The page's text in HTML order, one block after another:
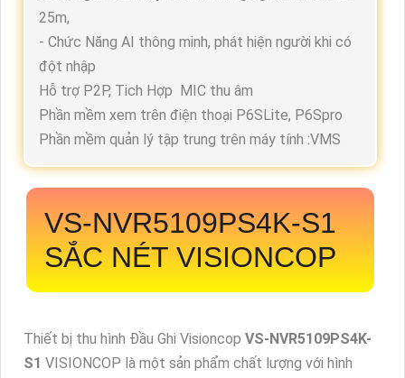
25m,
- Chức Năng AI thông minh, phát hiện người khi có
đột nhập
Hỗ trợ P2P, Tich Hợp MIC thu âm
Phần mềm xem trên điện thoại P6SLite, P6Spro
Phần mềm quản lý tập trung trên máy tính :VMS
VS-NVR5109PS4K-S1
SẮC NÉT VISIONCOP
Thiết bị thu hình Đầu Ghi Visioncop VS-NVR5109PS4K-
S1 VISIONCOP là một sản phẩm chất lượng với hình